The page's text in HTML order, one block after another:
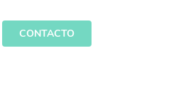
CONTACTO